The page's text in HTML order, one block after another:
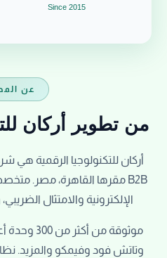
عن
من تطوير أركان
أركان للتكنولوجيا الرقمية هي
الإلكترونية والامتثال
موثوقة من